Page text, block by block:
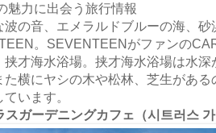
魅力に出会う旅行情報
波の音、エメラルドブルーの海、
。SEVENTEENがファンの
挟才海水浴場。挟才海水浴場は水
た横にヤシの木や松林、芝生があ
います。
スガーデニングカフェ（시트러스